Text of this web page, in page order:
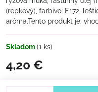
(repkový), farbivo: E172,
aróma.Tento produkt je:
Skladom(1 ks)
4,20 €